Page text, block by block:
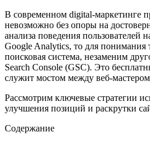
В современном digital-маркетинге
невозможно без опоры на
анализа поведения пользователей
Google Analytics, то для понимания
поисковая система, незаменим
Search Console (GSC). Это
служит мостом между веб-
Рассмотрим ключевые стратегии
улучшения позиций и раскрутки
Содержание